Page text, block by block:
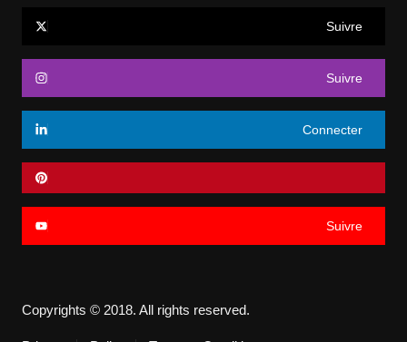
Suivre
Suivre
Connecter
Suivre
Copyrights © 2018. All rights reserved.